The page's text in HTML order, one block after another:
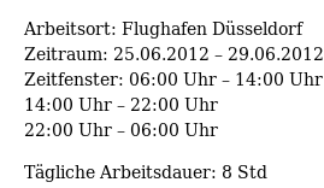
Arbeitsort: Flughafen Düsseldorf
Zeitraum: 25.06.2012 – 29.06.2012
Zeitfenster: 06:00 Uhr – 14:00 Uhr
14:00 Uhr – 22:00 Uhr
22:00 Uhr – 06:00 Uhr
Tägliche Arbeitsdauer: 8 Std